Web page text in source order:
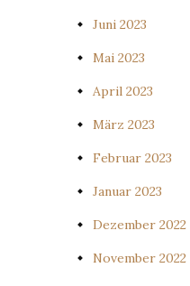
Juni 2023
Mai 2023
April 2023
März 2023
Februar 2023
Januar 2023
Dezember 2022
November 2022